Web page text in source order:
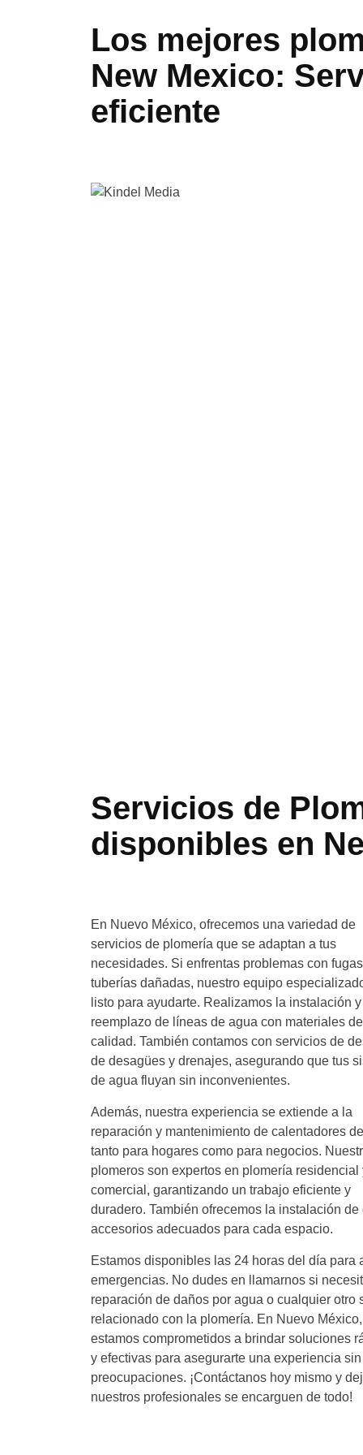
Los mejores
New Mexico:
eficiente
Servicios de
disponibles en
En Nuevo México, ofrecemos una variedad de
servicios de plomería que se adaptan a tus
necesidades. Si enfrentas problemas con
tuberías dañadas, nuestro equipo
listo para ayudarte. Realizamos la instalación y
reemplazo de líneas de agua con materiales
calidad. También contamos con servicios de
de desagües y drenajes, asegurando que tus
de agua fluyan sin inconvenientes.
Además, nuestra experiencia se extiende a la
reparación y mantenimiento de calentadores
tanto para hogares como para negocios.
plomeros son expertos en plomería residencial
comercial, garantizando un trabajo eficiente y
duradero. También ofrecemos la instalación de
accesorios adecuados para cada espacio.
Estamos disponibles las 24 horas del día para
emergencias. No dudes en llamarnos si
reparación de daños por agua o cualquier otro
relacionado con la plomería. En Nuevo México,
estamos comprometidos a brindar soluciones
y efectivas para asegurarte una experiencia sin
preocupaciones. ¡Contáctanos hoy mismo y
nuestros profesionales se encarguen de todo!